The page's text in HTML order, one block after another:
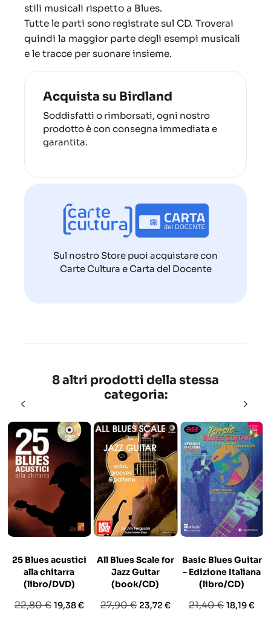
stili musicali rispetto a Blues.
Tutte le parti sono registrate sul CD. Troverai
quindi la maggior parte degli esempi musicali
e le tracce per suonare insieme.
Acquista su Birdland
Soddisfatti o rimborsati, ogni nostro
prodotto è con consegna immediata e
garantita.
Sul nostro Store puoi acquistare con
Carte Cultura e Carta del Docente
8 altri prodotti della stessa
categoria:
25 Blues acustici
alla chitarra
(libro/DVD)
Prezzo
22,80 € Prezzo
19,38 €
All Blues Scale for
Jazz Guitar
(book/CD)
Prezzo
27,90 € Prezzo
23,72 €
Basic Blues Guitar
- Edizione Italiana
(libro/CD)
Prezzo
21,40 € Prezzo
18,19 €